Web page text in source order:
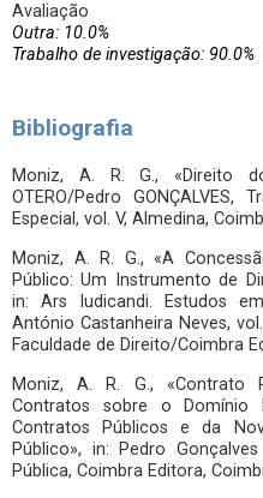
Avaliação
Outra: 10.0%
Trabalho de investigação: 90.0%
Bibliografia
Moniz, A. R. G., «Direito
OTERO/Pedro
Especial, vol. V, Almedina,
Moniz, A. R. G., «A
Público: Um Instrumento de
in: Ars Iudicandi. Estudos
António Castanheira Neves,
Faculdade de Direito/Coimbra
Moniz, A. R. G., «Contrato
Contratos sobre o
Contratos Públicos e da
Público», in: Pedro
Pública, Coimbra Editora,